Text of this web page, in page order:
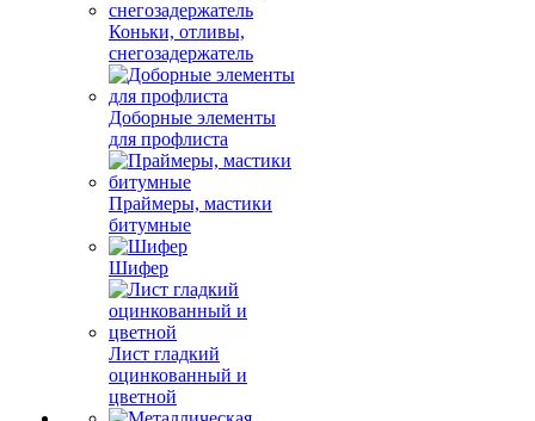
Коньки, отливы,
снегозадержатель
Доборные элементы
для профлиста
Праймеры, мастики
битумные
Шифер
Лист гладкий
оцинкованный и
цветной